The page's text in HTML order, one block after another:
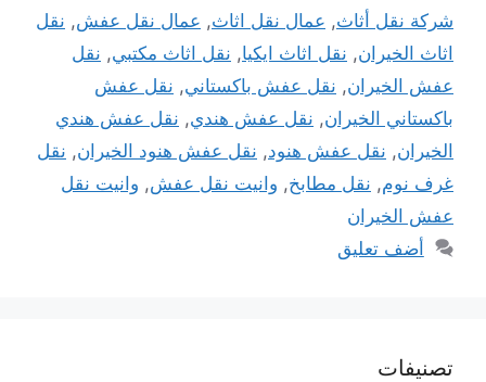
شركة نقل أثاث, عمال نقل اثاث, عمال نقل عفش, نقل
اثاث الخيران, نقل اثاث ايكيا, نقل اثاث مكتبي, نقل
عفش الخيران, نقل عفش باكستاني, نقل عفش
باكستاني الخيران, نقل عفش هندي, نقل عفش هندي
الخيران, نقل عفش هنود, نقل عفش هنود الخيران, نقل
غرف نوم, نقل مطابخ, وانيت نقل عفش, وانيت نقل
عفش الخيران
أضف تعليق
تصنيفات